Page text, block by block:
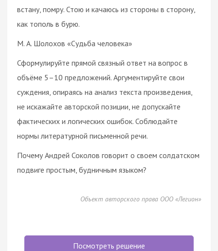
встану, помру. Стою и качаюсь из стороны в сторону,
как тополь в бурю.
М. А. Шолохов «Судьба человека»
Сформулируйте прямой связный ответ на вопрос в
объёме 5–10 предложений. Аргументируйте свои
суждения, опираясь на анализ текста произведения,
не искажайте авторской позиции, не допускайте
фактических и логических ошибок. Соблюдайте
нормы литературной письменной речи.
Почему Андрей Соколов говорит о своем солдатском
подвиге простым, будничным языком?
Объект авторского права ООО «Легион»
Посмотреть решение